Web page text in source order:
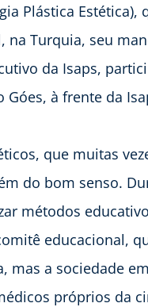
Plástica Estética),
Turquia, seu
da Isaps,
à frente da
que muitas
do bom senso.
métodos
educacional,
mas a sociedade
próprios da